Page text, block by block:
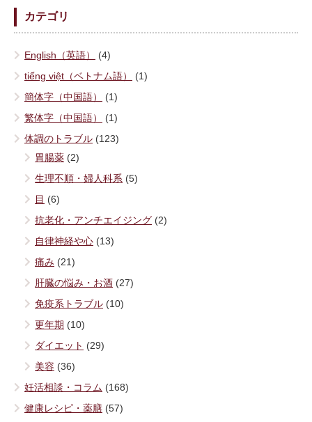
カテゴリ
English（英語）
(4)
tiếng việt（ベトナム語）
(1)
簡体字（中国語）
(1)
繁体字（中国語）
(1)
体調のトラブル (123)
胃腸薬 (2)
生理不順・婦人科系 (5)
目 (6)
抗老化・アンチエイジング (2)
自律神経や心 (13)
痛み (21)
肝臓の悩み・お酒 (27)
免疫系トラブル (10)
更年期 (10)
ダイエット (29)
美容 (36)
妊活相談・コラム (168)
健康レシピ・薬膳 (57)